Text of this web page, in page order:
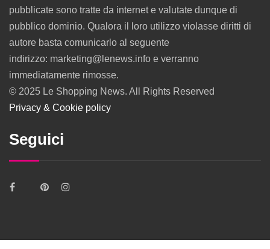
pubblicate sono tratte da internet e valutate dunque di
pubblico dominio. Qualora il loro utilizzo violasse diritti di
autore basta comunicarlo al seguente
indirizzo: marketing@lenews.info e verranno
immediatamente rimosse.
© 2025 Le Shopping News. All Rights Reserved
Privacy & Cookie policy
Seguici